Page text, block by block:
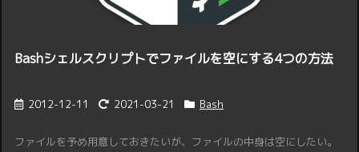
Bashシェルスクリプトでファイルを空にする4つの方法
2012-12-11 2021-03-21 Bash
ファイルを予め用意しておきたいが、ファイルの中身は空にしたい。